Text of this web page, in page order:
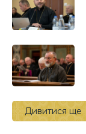
Дивитися ще